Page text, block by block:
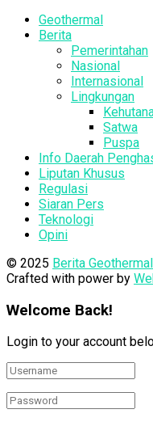
Geothermal
Berita
Pemerintahan
Nasional
Internasional
Lingkungan
Satwa
Puspa
Info Daerah
Liputan Khusus
Regulasi
Siaran Pers
Teknologi
Opini
© 2025 Berita Geothermal
Crafted with power by
Welcome Back!
Login to your account